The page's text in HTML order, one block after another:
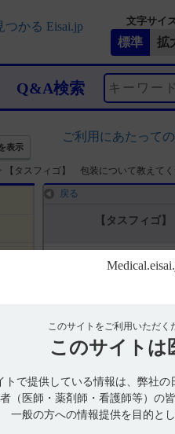
文字サイ
Q&A検索
表示
ご利用にあたって
【タスフィゴ】 包装について教えてく
このサイトをご利用いただく
このサイトは
トで提供している情報は、弊社
（医師・薬剤師・看護師等）の
一般の方への情報提供を目的と
戻る
【タスフィゴ
回答
22. 包装（引用1）
56錠［14錠（PTP）×4］
PTP：ポリ塩化ビニル、